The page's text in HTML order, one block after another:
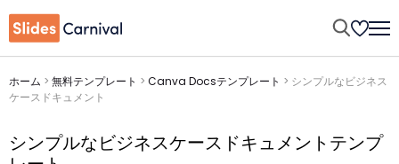
ホーム > 無料テンプレート > Canva Docsテンプレート > シンプルなビジネス
ケースドキュメント
シンプルなビジネスケースドキュメントテンプ